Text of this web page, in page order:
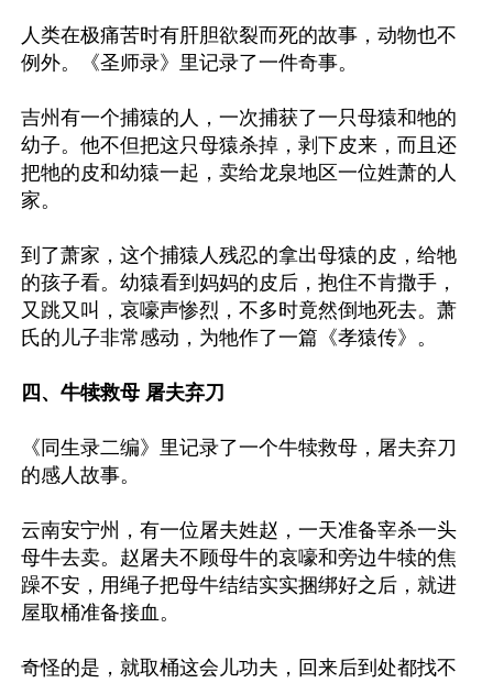
人类在极痛苦时有肝胆欲裂而死的故事，动物也不
例外。《圣师录》里记录了一件奇事。
吉州有一个捕猿的人，一次捕获了一只母猿和牠的
幼子。他不但把这只母猿杀掉，剥下皮来，而且还
把牠的皮和幼猿一起，卖给龙泉地区一位姓萧的人
家。
到了萧家，这个捕猿人残忍的拿出母猿的皮，给牠
的孩子看。幼猿看到妈妈的皮后，抱住不肯撒手，
又跳又叫，哀嚎声惨烈，不多时竟然倒地死去。萧
氏的儿子非常感动，为牠作了一篇《孝猿传》。
四、牛犊救母 屠夫弃刀
《同生录二编》里记录了一个牛犊救母，屠夫弃刀
的感人故事。
云南安宁州，有一位屠夫姓赵，一天准备宰杀一头
母牛去卖。赵屠夫不顾母牛的哀嚎和旁边牛犊的焦
躁不安，用绳子把母牛结结实实捆绑好之后，就进
屋取桶准备接血。
奇怪的是，就取桶这会儿功夫，回来后到处都找不